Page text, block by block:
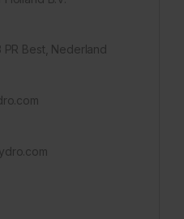
Best, Nederland